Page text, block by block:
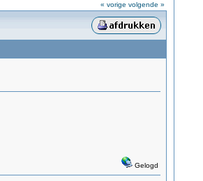
« vorige volgende »
Gelogd